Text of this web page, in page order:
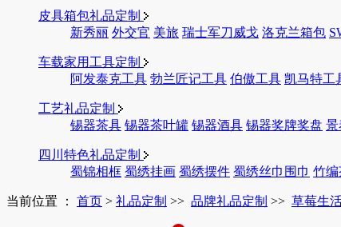
皮具箱包礼品定制
新秀丽 外交官 美旅 瑞士军刀威戈 洛克兰箱包
车载家用工具定制
阿发泰克工具 勃兰匠记工具 伯傲工具 凯马特工
工艺礼品定制
锡器茶具 锡器茶叶罐 锡器酒具 锡器奖牌奖盘 景
四川特色礼品定制
蜀锦相框 蜀绣挂画 蜀绣摆件 蜀绣丝巾围巾 竹
当前位置 ： 首页 > 礼品定制 >> 品牌礼品定制 >> 草莓生